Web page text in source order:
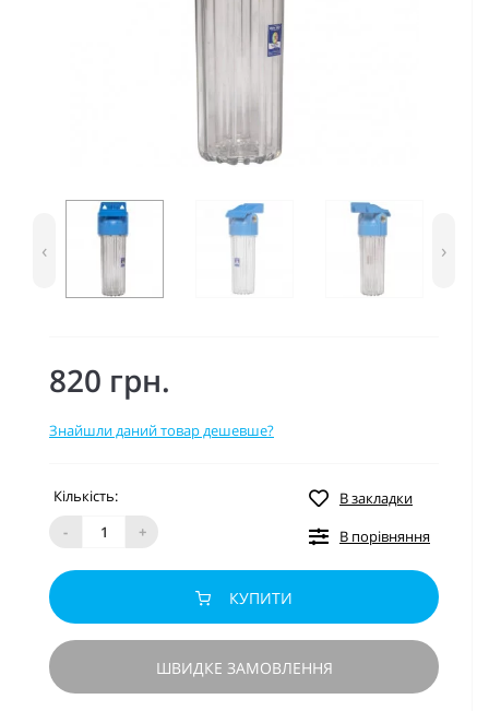
‹ ›
820 грн.
Знайшли даний товар дешевше?
Кількість:
-
+
В закладки
В порівняння
КУПИТИ
ШВИДКЕ ЗАМОВЛЕННЯ